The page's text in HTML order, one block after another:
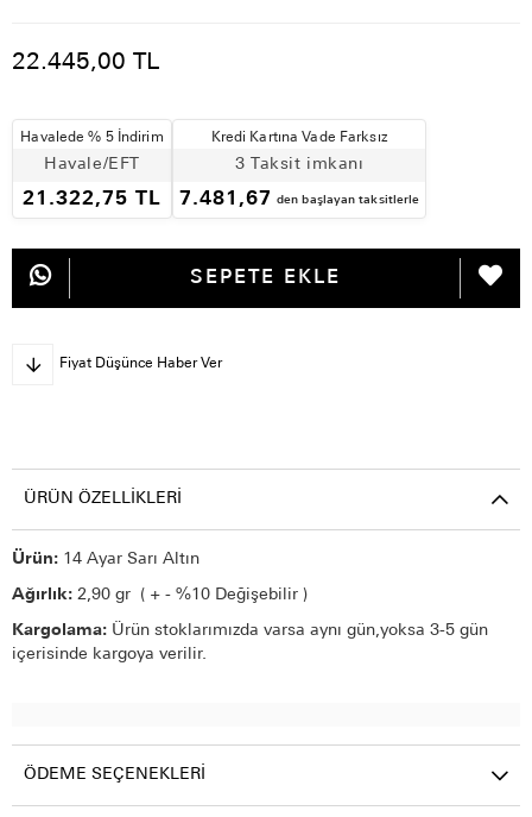
22.445,00 TL
Havalede % 5 İndirim
Havale/EFT
21.322,75 TL
Kredi Kartına Vade Farksız
3 Taksit imkanı
7.481,67 den başlayan taksitlerle
Fiyat Düşünce Haber Ver
ÜRÜN ÖZELLIKLERI
Ürün: 14 Ayar Sarı Altın
Ağırlık: 2,90 gr ( + - %10 Değişebilir )
Kargolama: Ürün stoklarımızda varsa aynı gün,yoksa 3-5 gün
içerisinde kargoya verilir.
ÖDEME SEÇENEKLERI